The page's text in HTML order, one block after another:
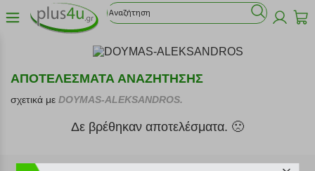
ΑΠΟΤΕΛΕΣΜΑΤΑ ΑΝΑΖΗΤΗΣΗΣ
σχετικά με DOYMAS-ALEKSANDROS.
Δε βρέθηκαν αποτελέσματα. 🙁